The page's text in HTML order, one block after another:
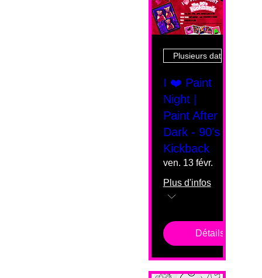
Plusieurs dates
I ❤️ Paint
Night |
Paint After
Dark - 90's
Kickback
ven. 13 févr.
Plus d'infos
Détails